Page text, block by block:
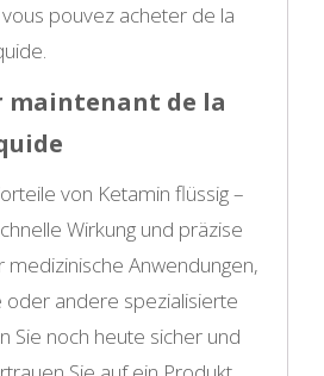
pouvez acheter de la
maintenant de la
von Ketamin flüssig –
Wirkung und präzise
medizinische Anwendungen,
oder andere spezialisierte
Sie noch heute sicher und